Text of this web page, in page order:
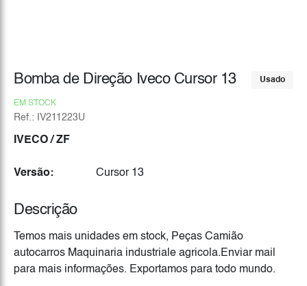
Usado
Bomba de Direção Iveco Cursor 13
EM STOCK
Ref.: IV211223U
IVECO / ZF
Versão: Cursor 13
Descrição
Temos mais unidades em stock, Peças Camião
autocarros Maquinaria industriale agricola.Enviar mail
para mais informações. Exportamos para todo mundo.